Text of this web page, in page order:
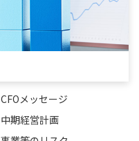
CFOメッセージ
中期経営計画